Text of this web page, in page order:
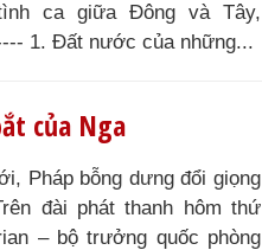
ca giữa Đông và Tây,
1. Đất nước của những...
của Nga
Pháp bỗng dưng đổi giọng
đài phát thanh hôm thứ
– bộ trưởng quốc phòng